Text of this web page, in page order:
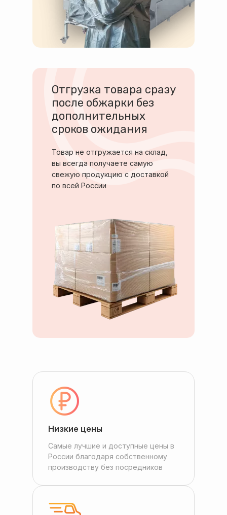
Отгрузка товара сразу
после обжарки без
дополнительных
сроков ожидания
Товар не отгружается на склад,
вы всегда получаете самую
свежую продукцию с доставкой
по всей России
Низкие цены
Самые лучшие и доступные цены в
России благодаря собственному
производству без посредников